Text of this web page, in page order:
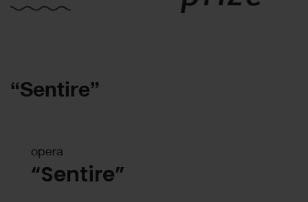
“Sentire”
opera
“Sentire”